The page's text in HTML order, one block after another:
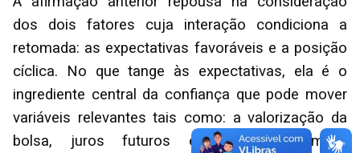
dos dois fatores cuja interação condiciona a
retomada: as expectativas favoráveis e a posição
cíclica. No que tange às expectativas, ela é o
ingrediente central da confiança que pode mover
variáveis relevantes tais como: a valorização da
bolsa, juros futuros e taxa de câmbio,